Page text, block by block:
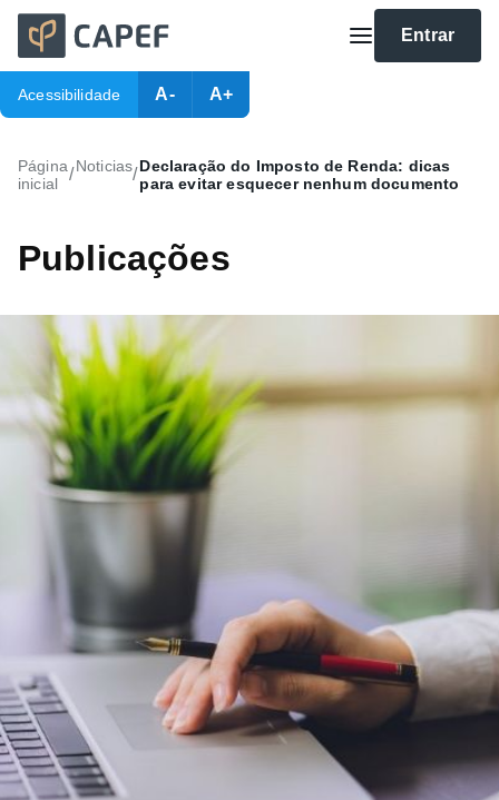
Entrar
Acessibilidade A- A+
Página
inicial
/Noticias/Declaração do Imposto de Renda: dicas
para evitar esquecer nenhum documento
Publicações